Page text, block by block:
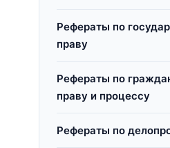
Рефераты по
праву
Рефераты по
праву и процессу
Рефераты по